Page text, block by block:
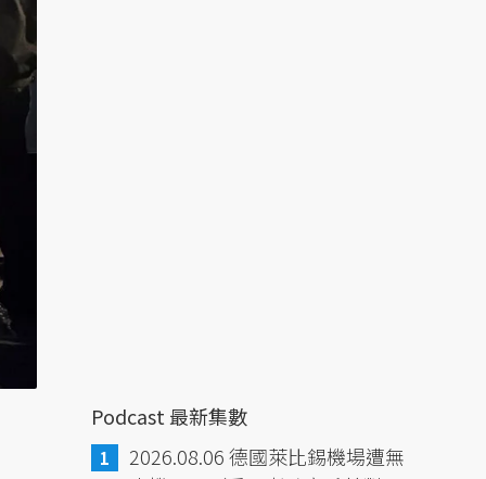
Podcast 最新集數
2026.08.06 德國萊比錫機場遭無